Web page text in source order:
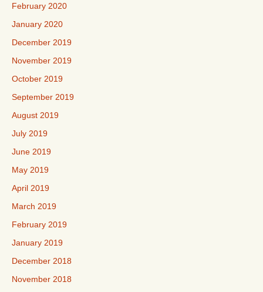
February 2020
January 2020
December 2019
November 2019
October 2019
September 2019
August 2019
July 2019
June 2019
May 2019
April 2019
March 2019
February 2019
January 2019
December 2018
November 2018